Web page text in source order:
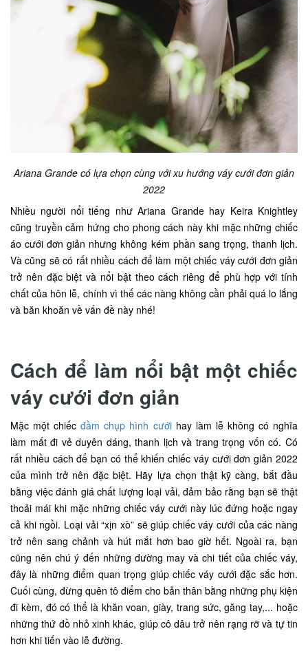
Ariana Grande có lựa chọn cùng với xu hướng váy cưới đơn giản
2022
Nhiều người nổi tiếng như Ariana Grande hay Keira Knightley
cũng truyền cảm hứng cho phong cách này khi mặc những chiếc
áo cưới đơn giản nhưng không kém phần sang trọng, thanh lịch.
Và cũng sẽ có rất nhiều cách để làm một chiếc váy cưới đơn giản
trở nên đặc biệt và nổi bật theo cách riêng để phù hợp với tính
chất của hôn lễ, chính vì thế các nàng không cần phải quá lo lắng
và băn khoăn về vấn đề này nhé!
Cách để làm nổi bật một chiếc
váy cưới đơn giản
Mặc một chiếcđầm chụp hình cướihay làm lễ không có nghĩa
làm mất đi vẻ duyên dáng, thanh lịch và trang trọng vốn có. Có
rất nhiều cách để bạn có thể khiến chiếc váy cưới đơn giản 2022
của mình trở nên đặc biệt. Hãy lựa chọn thật kỹ càng, bắt đầu
bằng việc đánh giá chất lượng loại vải, đảm bảo rằng bạn sẽ thật
thoải mái khi mặc những chiếc váy cưới này lúc đứng hoặc ngay
cả khi ngồi. Loại vải “xịn xò” sẽ giúp chiếc váy cưới của các nàng
trở nên sang chảnh và hút mắt hơn bao giờ hết. Ngoài ra, bạn
cũng nên chú ý đến những đường may và chi tiết của chiếc váy,
đây là những điểm quan trọng giúp chiếc váy cưới đặc sắc hơn.
Cuối cùng, đừng quên tô điểm cho bản thân bằng những phụ kiện
đi kèm, đó có thể là khăn voan, giày, trang sức, găng tay,... hoặc
những thứ đồ nhỏ xinh khác, giúp cô dâu trở nên rạng rỡ và tự tin
hơn khi tiến vào lễ đường.